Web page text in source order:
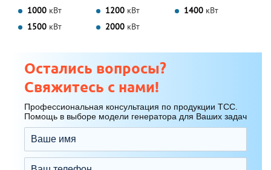
1000 кВт 1200 кВт 1400 кВт
1500 кВт 2000 кВт
Остались вопросы?
Свяжитесь с нами!
Профессиональная консультация по продукции ТСС.
Помощь в выборе модели генератора для Ваших задач